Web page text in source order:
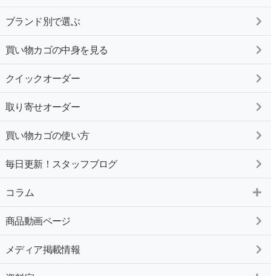
ブランド別で選ぶ
買い物カゴの中身を見る
クイックオーダー
取り寄せオーダー
買い物カゴの使い方
毎日更新！スタッフブログ
コラム
商品動画ページ
メディア掲載情報